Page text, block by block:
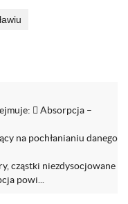
 Absorpcja –
na pochłanianiu danego
cząstki niezdysocjowane
powi...